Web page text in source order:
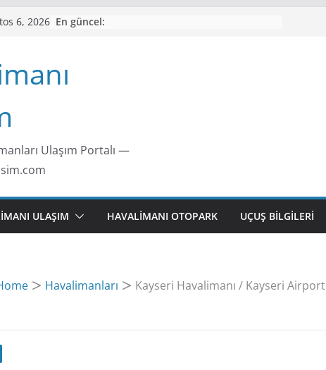
6, 2026 En güncel:
Ulaşım Portalı —
ULAŞIM HAVALIMANI OTOPARK UÇUŞ BILGILERI
Havalimanları Kayseri Havalimanı / Kayseri Airport